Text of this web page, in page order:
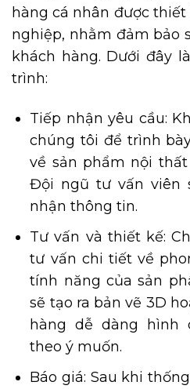
hàng cá nhân được
nghiệp, nhằm đảm bảo
khách hàng. Dưới đây
trình:
Tiếp nhận yêu cầu:
chúng tôi để trình
về sản phẩm nội
Đội ngũ tư vấn viên
nhận thông tin.
Tư vấn và thiết kế:
tư vấn chi tiết về
tính năng của sản
sẽ tạo ra bản vẽ 3D
hàng dễ dàng hình
theo ý muốn.
Báo giá: Sau khi